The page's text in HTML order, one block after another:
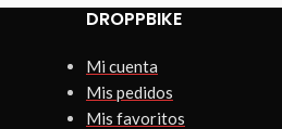
DROPPBIKE
Mi cuenta
Mis pedidos
Mis favoritos